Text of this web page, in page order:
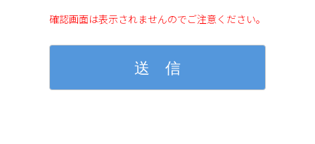
確認画面は表示されませんのでご注意ください。